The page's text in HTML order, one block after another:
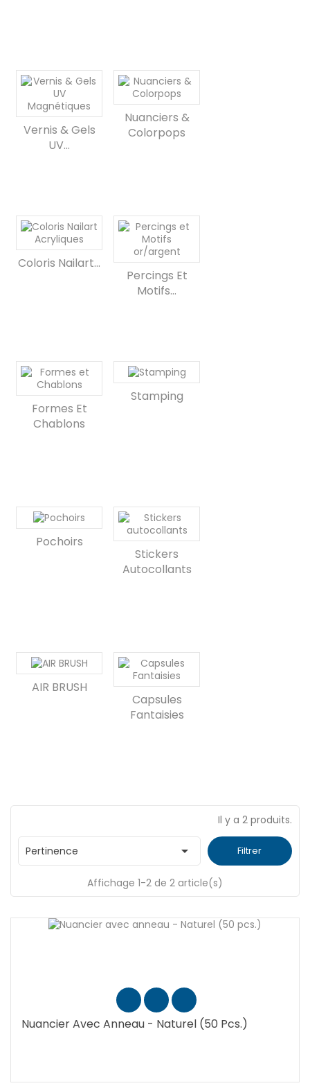
Vernis & Gels
UV...
Nuanciers &
Colorpops
Coloris Nailart...
Percings Et
Motifs...
Formes Et
Chablons
Stamping
Pochoirs
Stickers
Autocollants
AIR BRUSH
Capsules
Fantaisies
Il y a 2 produits.
Pertinence  Filtrer
Affichage 1-2 de 2 article(s)
Nuancier Avec Anneau - Naturel (50 Pcs.)